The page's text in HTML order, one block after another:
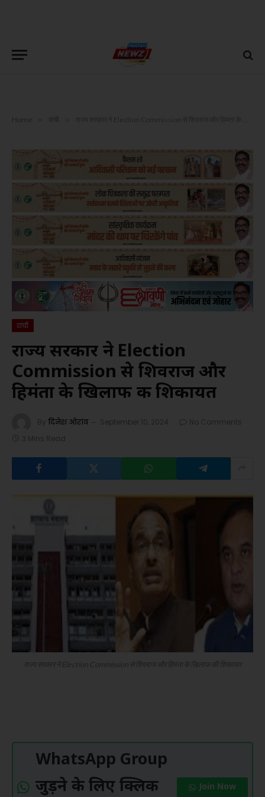
Home
रांची
राज्य सरकार ने Election
Commission से शिवराज और
हिमंता के खिलाफ की शिकायत
By दिनेश ओरांव September 10, 2024
No Comments
3 Mins Read
राज्य सरकार ने Election Commission से शिवराज और हिमंता के खिलाफ की शिकायत
WhatsApp Group
जुड़ने के लिए क्लिक
Join Now